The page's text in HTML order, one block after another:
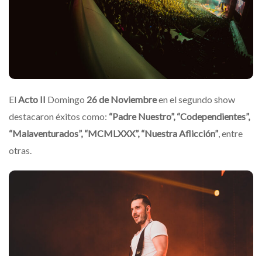
El Acto II Domingo 26 de Noviembreen el segundo show
destacaron éxitos como: “Padre Nuestro”, “Codependientes”,
“Malaventurados”, “MCMLXXX”, “Nuestra Aflicción”, entre
otras.